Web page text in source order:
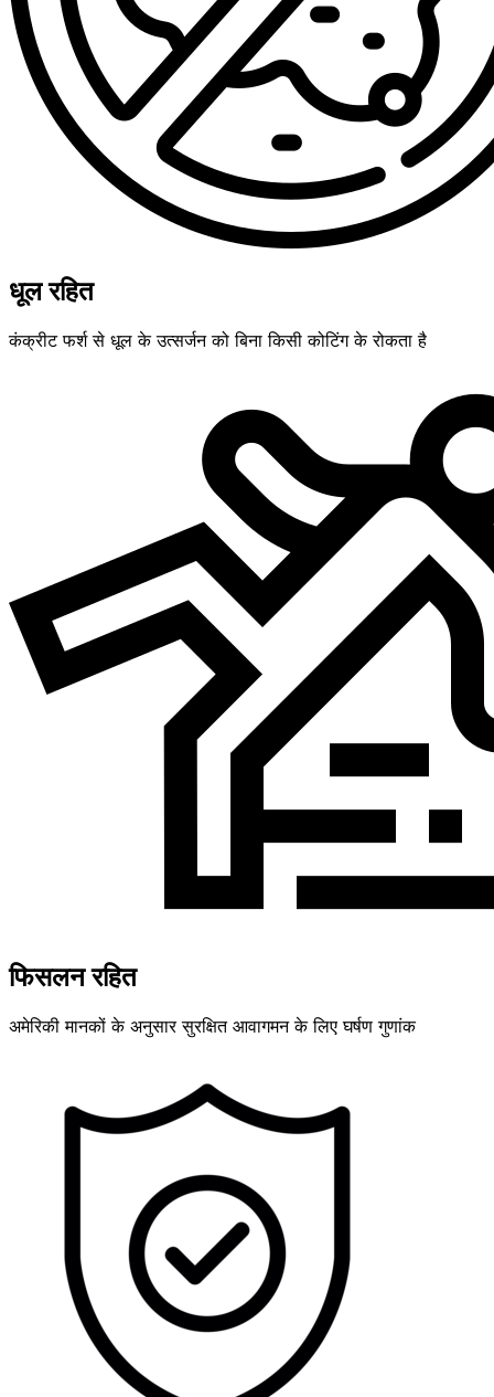
धूल रहित
कंक्रीट फर्श से धूल के उत्सर्जन को बिना किसी कोटिंग के रोकता है
फिसलन रहित
अमेरिकी मानकों के अनुसार सुरक्षित आवागमन के लिए घर्षण गुणांक